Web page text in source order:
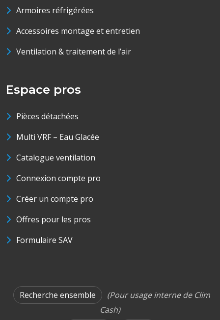
Armoires réfrigérées
Accessoires montage et entretien
Ventilation & traitement de l’air
Espace pros
Pièces détachées
Multi VRF – Eau Glacée
Catalogue ventilation
Connexion compte pro
Créer un compte pro
Offres pour les pros
Formulaire SAV
Recherche ensemble
(Pour usage interne de Clim
Cash)